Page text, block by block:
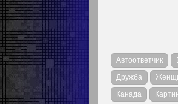
Автоответчик
Дружба
Канада